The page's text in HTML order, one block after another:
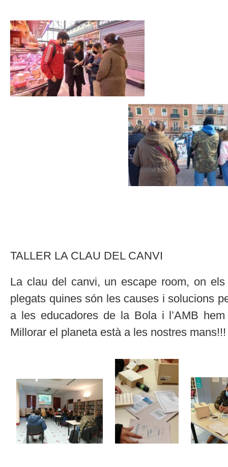
TALLER LA CLAU DEL CANVI
La clau del canvi, un escape room, on
plegats quines són les causes i solucions
a les educadores de la Bola i l’AMB
Millorar el planeta està a les nostres mans!!!